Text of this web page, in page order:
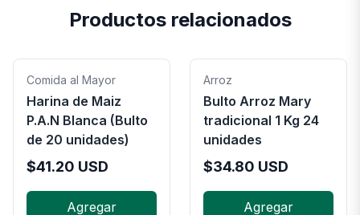
Productos relacionados
Comida al Mayor
Harina de Maiz
P.A.N Blanca (Bulto
de 20 unidades)
$41.20 USD
Agregar
Arroz
Bulto Arroz Mary
tradicional 1 Kg 24
unidades
$34.80 USD
Agregar